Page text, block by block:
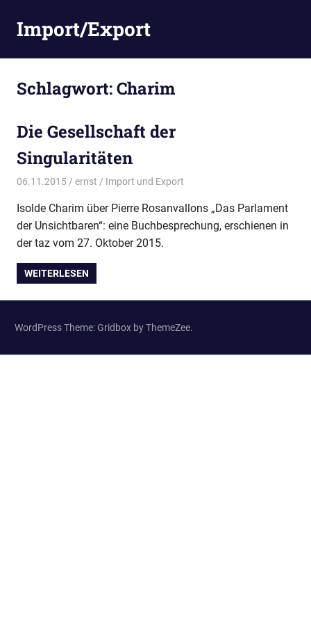
InhaltImport/Export
Schlagwort:Charim
Die Gesellschaft der
Singularitäten
06.11.2015 ernst Import und Export
Isolde Charim über Pierre Rosanvallons „Das Parlament
der Unsichtbaren“: eine Buchbesprechung, erschienen in
der taz vom 27. Oktober 2015.
WEITERLESEN
WordPress Theme: Gridbox by ThemeZee.